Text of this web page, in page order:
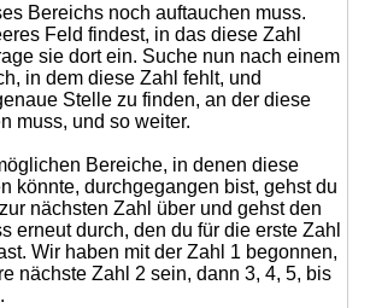
Bereichs noch auftauchen muss.
Feld findest, in das diese Zahl
sie dort ein. Suche nun nach einem
in dem diese Zahl fehlt, und
Stelle zu finden, an der diese
muss, und so weiter.
Bereiche, in denen diese
könnte, durchgegangen bist, gehst du
nächsten Zahl über und gehst den
erneut durch, den du für die erste Zahl
Wir haben mit der Zahl 1 begonnen,
nächste Zahl 2 sein, dann 3, 4, 5, bis